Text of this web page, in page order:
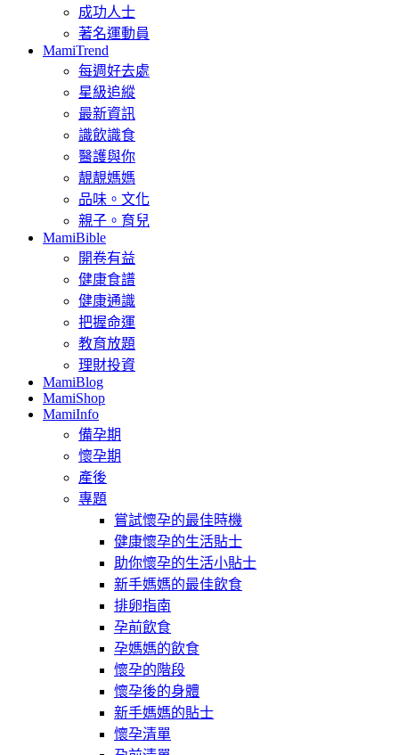
成功人士
著名運動員
MamiTrend
每週好去處
星級追縱
最新資訊
識飲識食
醫護與你
靚靚媽媽
品味。文化
親子。育兒
MamiBible
開卷有益
健康食譜
健康通識
把握命運
教育放題
理財投資
MamiBlog
MamiShop
MamiInfo
備孕期
懷孕期
產後
專題
嘗試懷孕的最佳時機
健康懷孕的生活貼士
助你懷孕的生活小貼士
新手媽媽的最佳飲食
排卵指南
孕前飲食
孕媽媽的飲食
懷孕的階段
懷孕後的身體
新手媽媽的貼士
懷孕清單